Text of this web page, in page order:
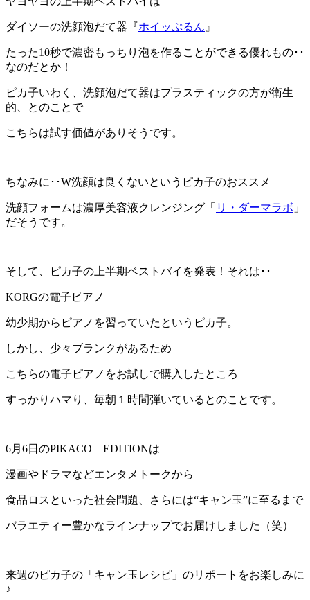
ダイソーの洗顔泡だて器『ホイッぷるん 』
たった10秒で濃密もっちり泡を作ることができる優れもの･･
なのだとか！
ピカ子いわく、洗顔泡だて器はプラスティックの方が衛生
的、とのことで
こちらは試す価値がありそうです。
ちなみに･･W洗顔は良くないというピカ子のおススメ
洗顔フォームは濃厚美容液クレンジング「 リ・ダーマラボ 」
だそうです。
そして、ピカ子の上半期ベストバイを発表！それは･･
KORGの電子ピアノ
幼少期からピアノを習っていたというピカ子。
しかし、少々ブランクがあるため
こちらの電子ピアノをお試しで購入したところ
すっかりハマり、毎朝１時間弾いているとのことです。
6月6日のPIKACO EDITIONは
漫画やドラマなどエンタメトークから
食品ロスといった社会問題、さらには“キャン玉”に至るまで
バラエティー豊かなラインナップでお届けしました（笑）
来週のピカ子の「キャン玉レシピ」のリポートをお楽しみに
♪